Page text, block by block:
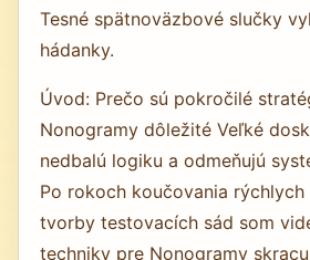
Tesné spätnoväzbové slučky
hádanky.
Úvod: Prečo sú pokročilé
Nonogramy dôležité Veľké
nedbalú logiku a odmeňujú
Po rokoch koučovania
tvorby testovacích sád som
techniky pre Nonogramy